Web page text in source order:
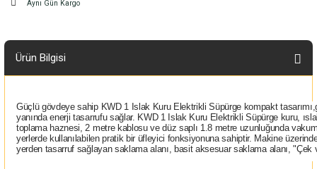
Aynı Gün Kargo
Ürün Bilgisi
Güçlü gövdeye sahip KWD 1 Islak Kuru Elektrikli Süpürge kompakt
yanında enerji tasarrufu sağlar. KWD 1 Islak Kuru Elektrikli Süpürge kuru,
toplama haznesi, 2 metre kablosu ve düz saplı 1.8 metre uzunluğunda
yerlerde kullanılabilen pratik bir üfleyici fonksiyonuna sahiptir. Makine
yerden tasarruf sağlayan saklama alanı, basit aksesuar saklama alanı,